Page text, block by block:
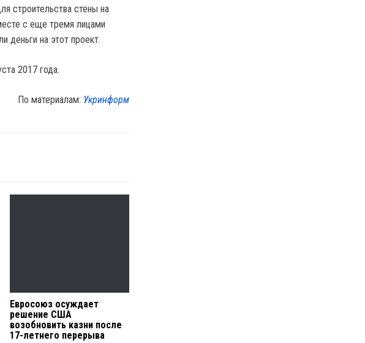
строительства стены на
с еще тремя лицами
деньги на этот проект.
2017 года.
По материалам: Укринформ
Евросоюз осуждает
решение США
возобновить казни после
17-летнего перерыва